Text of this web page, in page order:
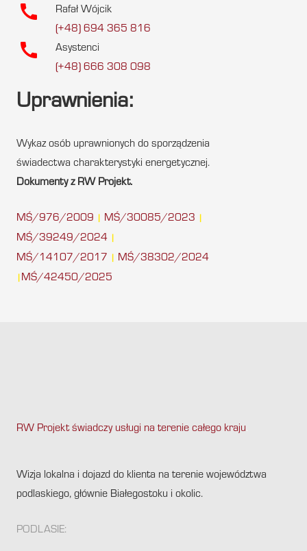
call
Rafał Wójcik
(+48) 694 365 816
call
Asystenci
(+48) 666 308 098
Uprawnienia:
Wykaz osób uprawnionych do sporządzenia
świadectwa charakterystyki energetycznej.
Dokumenty z RW Projekt.
MŚ/976/2009 MŚ/30085/2023
MŚ/39249/2024
MŚ/14107/2017 MŚ/38302/2024
MŚ/42450/2025
RW Projekt świadczy usługi na terenie całego kraju
Wizja lokalna i dojazd do klienta na terenie województwa
podlaskiego, głównie Białegostoku i okolic.
PODLASIE: